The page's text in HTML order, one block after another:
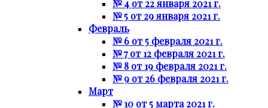
№ 4 от 22 января 2021 г.
№ 5 от 29 января 2021 г.
Февраль
№ 6 от 5 февраля 2021 г.
№ 7 от 12 февраля 2021 г.
№ 8 от 19 февраля 2021 г.
№ 9 от 26 февраля 2021 г.
Март
№ 10 от 5 марта 2021 г.